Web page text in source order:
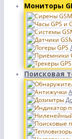
Мониторы
Поисковая